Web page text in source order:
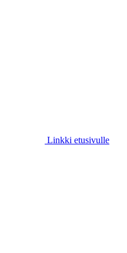
Linkki etusivulle